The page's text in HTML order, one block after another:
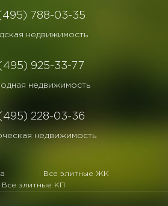
788-03-35
недвижимость
925-33-77
недвижимость
228-03-36
недвижимость
Все элитные ЖК
Все элитные КП